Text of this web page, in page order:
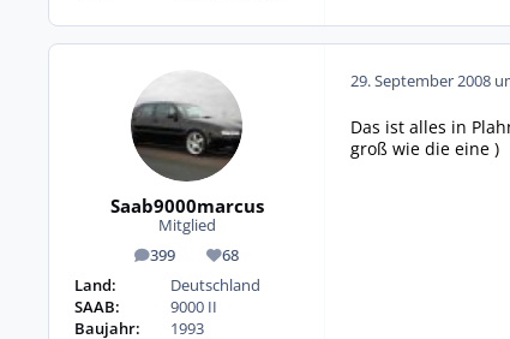
Saab9000marcus
Mitglied
399
Beiträge 68
Reputation
Land:
Deutschland
SAAB:
9000 II
Baujahr:
1993
29. September 2008
Das ist alles in
groß wie die eine )